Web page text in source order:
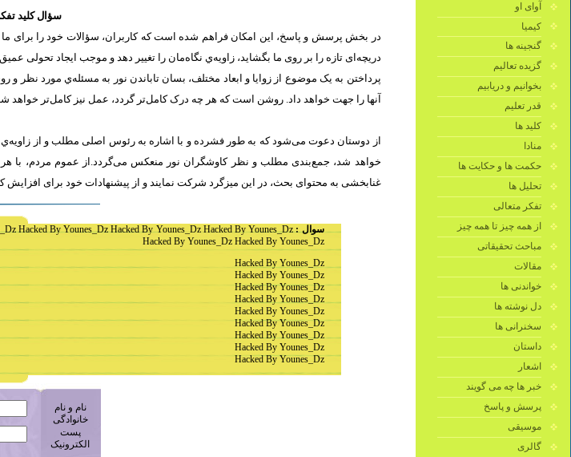
سؤال کلید
در بخش پرسش و پاسخ، این امکان فراهم شده است که كاربران، سؤالات خود را برای ما
دریچه‌ای تازه را بر روی ما بگشايد، زاویه‌ي نگاه‌مان را تغییر ‌دهد و موجب ايجاد تحولی
پرداختن به یک موضوع از زوایا و ابعاد مختلف، بسان تاباندن نور به مسئله‌ي مورد
آنها را جهت خواهد داد. روشن است كه هر چه درک‌ کامل‌تر گردد، عمل‌ نیز کامل‌تر خواهد
از دوستان دعوت می‌شود که به طور فشرده و با اشاره به رئوس اصلی مطلب و از
خواهد شد، جمع‌بندی مطلب و نظر کاوشگران نور منعکس می‌گردد.از عموم مردم، با
غنابخشی به محتوای بحث، در این میزگرد شرکت نمايند و از پیشنهادات خود برای افزایش
سوال : Hacked By Younes_Dz Hacked By Younes_Dz Hacked By Younes_Dz
Hacked By Younes_Dz Hacked By Younes_Dz
Hacked By Younes_Dz
Hacked By Younes_Dz
Hacked By Younes_Dz
Hacked By Younes_Dz
Hacked By Younes_Dz
Hacked By Younes_Dz
Hacked By Younes_Dz
Hacked By Younes_Dz
Hacked By Younes_Dz
نام و نام
خانوادگی
پست
الکترونیک
آوای او
کیمیا
گنجینه ها
گزیده تعالیم
بخوانیم و دریابیم
قدر تعلیم
کلید ها
منادا
حکمت ها و حکایت ها
تحلیل ها
تفکر متعالی
از همه چیز تا همه چیز
مباحث تحقیقاتی
مقالات
خواندنی ها
دل نوشته ها
سخنرانی ها
داستان
اشعار
خبر ها چه می گویند
پرسش و پاسخ
موسیقی
گالری